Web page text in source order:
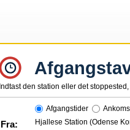
Indtast den station eller det
Afgangstider
Fra:
Hjallese Station (Odense